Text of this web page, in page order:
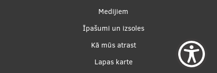
Medijiem
Īpašumi un izsoles
Kā mūs atrast
Lapas karte